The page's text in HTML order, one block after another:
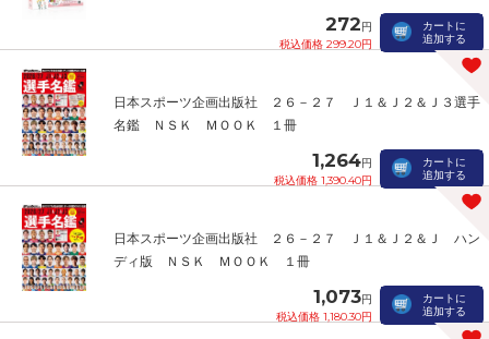
272円
税込価格 299.20円
カートに
追加する
日本スポーツ企画出版社 ２６－２７ Ｊ１＆Ｊ２＆Ｊ３選手
名鑑 ＮＳＫ ＭＯＯＫ １冊
1,264円
税込価格 1,390.40円
カートに
追加する
日本スポーツ企画出版社 ２６－２７ Ｊ１＆Ｊ２＆Ｊ ハン
ディ版 ＮＳＫ ＭＯＯＫ １冊
1,073円
税込価格 1,180.30円
カートに
追加する